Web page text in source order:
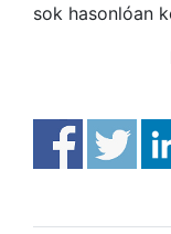
sok hasonlóan